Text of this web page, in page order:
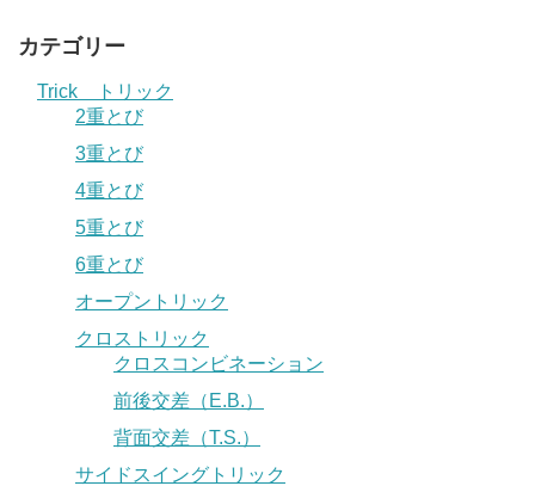
カテゴリー
Trick トリック
2重とび
3重とび
4重とび
5重とび
6重とび
オープントリック
クロストリック
クロスコンビネーション
前後交差（E.B.）
背面交差（T.S.）
サイドスイングトリック